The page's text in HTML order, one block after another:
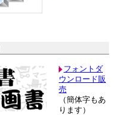
フォントダ
ウンロード販
売
（簡体字もあ
ります）